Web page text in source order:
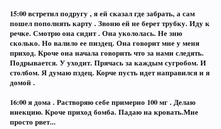
15:00 встретил подругу , я ей сказал где забрать, а сам
пошел пополнять карту . Звоню ей не берет трубку. Иду к
речке. Смотрю она сидит . Она укололась. Не зню
сколько. Но валило ее пиздец. Она говорит мне у меня
приход. Кроче она начала говорить что за нами следять.
Подрывается. У уходит. Прячась за каждым сугробом. И
столбом. Я думаю пздец. Корче пусть идет направился и я
домой .
16:00 я дома . Растворяю себе примерно 100 мг . Делаю
инекцию. Кроче приход бомба. Падаю на кровать.Мне
просто рвет...